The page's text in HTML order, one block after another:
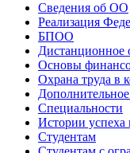
Сведения об ОО
Реализация
БПОО
Дистанционное
Основы
Охрана труда в
Специальности
Истории успеха
Студентам